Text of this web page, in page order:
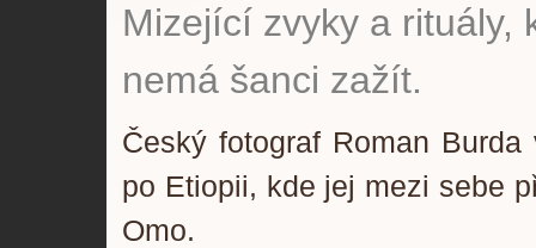
Mizející zvyky a rituály,
nemá šanci zažít.
Český fotograf Roman
po Etiopii, kde jej mezi sebe
Omo.